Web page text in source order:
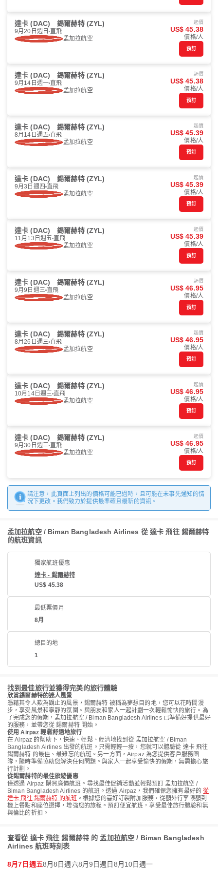
達卡 (DAC) 錫爾赫特 (ZYL)
9月20日週日 直飛
孟加拉航空
起價
US$ 45.38
價格/人
預訂
達卡 (DAC) 錫爾赫特 (ZYL)
9月14日週一 直飛
孟加拉航空
起價
US$ 45.38
價格/人
預訂
達卡 (DAC) 錫爾赫特 (ZYL)
8月14日週五 直飛
孟加拉航空
起價
US$ 45.39
價格/人
預訂
達卡 (DAC) 錫爾赫特 (ZYL)
9月3日週四 直飛
孟加拉航空
起價
US$ 45.39
價格/人
預訂
達卡 (DAC) 錫爾赫特 (ZYL)
11月13日週五 直飛
孟加拉航空
起價
US$ 45.39
價格/人
預訂
達卡 (DAC) 錫爾赫特 (ZYL)
9月9日週三 直飛
孟加拉航空
起價
US$ 46.95
價格/人
預訂
達卡 (DAC) 錫爾赫特 (ZYL)
8月26日週三 直飛
孟加拉航空
起價
US$ 46.95
價格/人
預訂
達卡 (DAC) 錫爾赫特 (ZYL)
10月14日週三 直飛
孟加拉航空
起價
US$ 46.95
價格/人
預訂
達卡 (DAC) 錫爾赫特 (ZYL)
9月30日週三 直飛
孟加拉航空
起價
US$ 46.95
價格/人
預訂
請注意，此頁面上列出的價格可能已過時，且可能在未事先通知的情
況下更改。我們致力於提供最準確且最新的資訊。
孟加拉航空 / Biman Bangladesh Airlines 從 達卡 飛往 錫爾赫特
的航班資訊
獨家航班優惠
達卡 - 錫爾赫特
US$ 45.38
最低票價月
8月
總目的地
1
找到最佳旅行並獲得完美的旅行體驗
欣賞錫爾赫特的迷人風景
憑藉其令人歎為觀止的風景，錫爾赫特 被稱為夢想目的地，您可以花時間漫
步，享受風景和寧靜的氛圍。與朋友和家人一起計劃一次輕鬆愉快的旅行。為
了完成您的假期，孟加拉航空 / Biman Bangladesh Airlines 已準備好提供最好
的服務，並帶您從 錫爾赫特 開始。
使用 Airpaz 輕鬆舒適地旅行
在 Airpaz 的幫助下，快速、輕鬆、經濟地找到從 孟加拉航空 / Biman
Bangladesh Airlines 出發的航班。只需輕輕一按，您就可以體驗從 達卡 飛往
錫爾赫特 的最佳、最難忘的航班。另一方面，Airpaz 為您提供客戶服務團
隊，隨時準備協助您解決任何問題。與家人一起享受愉快的假期，無需擔心旅
行計劃。
從錫爾赫特的最佳旅遊優惠
僅透過 Airpaz 購買廉價航班。尋找最佳促銷活動並輕鬆預訂 孟加拉航空 /
Biman Bangladesh Airlines 的航班。透過 Airpaz，我們確保您擁有最好的從
達卡 飛往 錫爾赫特 的航班 。根據您的喜好訂製附加服務，從額外行李限額到
機上餐點和座位選擇，增強您的旅程。預訂便宜航班，享受最佳旅行體驗和無
與倫比的折扣。
查看從 達卡 飛往 錫爾赫特 的 孟加拉航空 / Biman Bangladesh
Airlines 航班時刻表
8月7日週五8月8日週六8月9日週日 8月10日週一